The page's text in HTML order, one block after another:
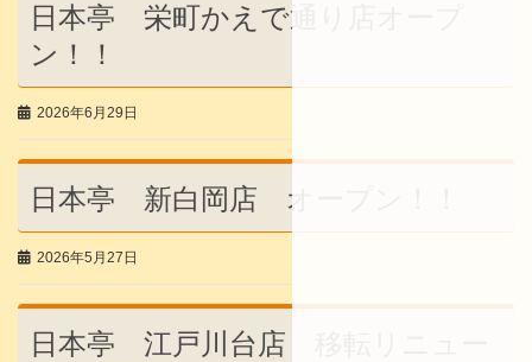
日本亭 栄町かえで通り店オープ
ン！！
2026年6月29日
日本亭 新白岡店 オープン！！
2026年5月27日
日本亭 江戸川台店 移転リニュー